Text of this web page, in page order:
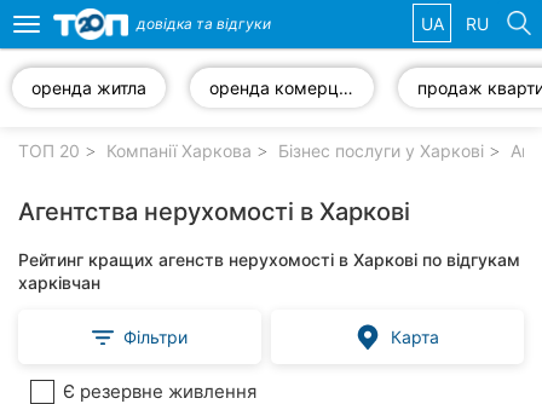
компанії
Популярні
рубрики:
Ветеринарні
Toggle
navigation
довідка та відгуки UA RU
оренда житла оренда комерційної нерухомості продаж
ТОП 20 Компанії Харкова Бізнес послуги у Харкові
Агентства нерухомості в Харкові
Рейтинг кращих агенств нерухомості в Харкові по відгукам
харківчан
Фільтри Карта
Є резервне живлення